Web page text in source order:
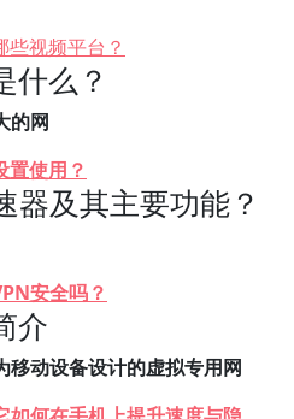
视频平台？
什么？
的网
置使用？
器及其主要功能？
安全吗？
介
移动设备设计的虚拟专用网